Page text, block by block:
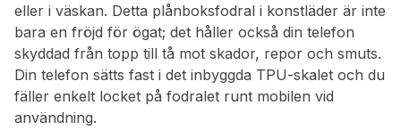
eller i väskan. Detta plånboksfodral i konstläder är inte
bara en fröjd för ögat; det håller också din telefon
skyddad från topp till tå mot skador, repor och smuts.
Din telefon sätts fast i det inbyggda TPU-skalet och du
fäller enkelt locket på fodralet runt mobilen vid
användning.